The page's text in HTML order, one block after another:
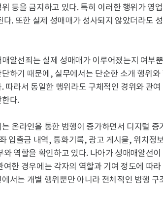
등을 금지하고 있다. 특히 이러한 행위가 영
다. 또한 실제 성매매가 성사되지 않았더라도
알선죄는 실제 성매매가 이루어졌는지 여부
하기 때문에, 실무에서는 단순한 소개 행위
따라서 동일한 행위라도 구체적인 경위와 관
다.
온라인을 통한 범행이 증가하면서 디지털
입출금 내역, 통화기록, 광고 게시물, 위치정
와 역할을 확인하고 있다. 나아가 성매매알선
여한 경우에는 각자의 역할과 기여 정도에 따
서는 개별 행위뿐만 아니라 전체적인 범행